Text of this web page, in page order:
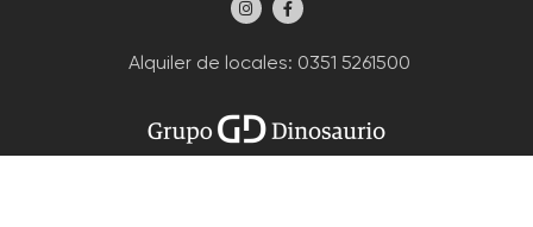
Alquiler de locales: 0351 5261500